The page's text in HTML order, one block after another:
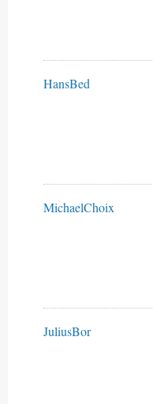
HansBed
MichaelChoix
JuliusBor